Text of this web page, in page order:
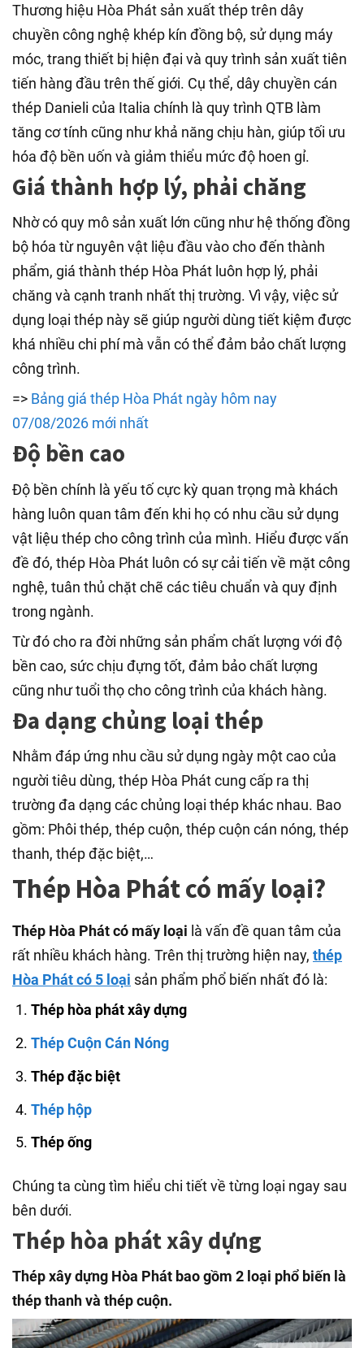
Thương hiệu Hòa Phát sản xuất thép trên dây
chuyền công nghệ khép kín đồng bộ, sử dụng máy
móc, trang thiết bị hiện đại và quy trình sản xuất tiên
tiến hàng đầu trên thế giới. Cụ thể, dây chuyền cán
thép Danieli của Italia chính là quy trình QTB làm
tăng cơ tính cũng như khả năng chịu hàn, giúp tối ưu
hóa độ bền uốn và giảm thiểu mức độ hoen gỉ.
Giá thành hợp lý, phải chăng
Nhờ có quy mô sản xuất lớn cũng như hệ thống đồng
bộ hóa từ nguyên vật liệu đầu vào cho đến thành
phẩm, giá thành thép Hòa Phát luôn hợp lý, phải
chăng và cạnh tranh nhất thị trường. Vì vậy, việc sử
dụng loại thép này sẽ giúp người dùng tiết kiệm được
khá nhiều chi phí mà vẫn có thể đảm bảo chất lượng
công trình.
=> Bảng giá thép Hòa Phát ngày hôm nay
07/08/2026 mới nhất
Độ bền cao
Độ bền chính là yếu tố cực kỳ quan trọng mà khách
hàng luôn quan tâm đến khi họ có nhu cầu sử dụng
vật liệu thép cho công trình của mình. Hiểu được vấn
đề đó, thép Hòa Phát luôn có sự cải tiến về mặt công
nghệ, tuân thủ chặt chẽ các tiêu chuẩn và quy định
trong ngành.
Từ đó cho ra đời những sản phẩm chất lượng với độ
bền cao, sức chịu đựng tốt, đảm bảo chất lượng
cũng như tuổi thọ cho công trình của khách hàng.
Đa dạng chủng loại thép
Nhằm đáp ứng nhu cầu sử dụng ngày một cao của
người tiêu dùng, thép Hòa Phát cung cấp ra thị
trường đa dạng các chủng loại thép khác nhau. Bao
gồm: Phôi thép, thép cuộn, thép cuộn cán nóng, thép
thanh, thép đặc biệt,…
Thép Hòa Phát có mấy loại?
Thép Hòa Phát có mấy loại là vấn đề quan tâm của
rất nhiều khách hàng. Trên thị trường hiện nay, thép
Hòa Phát có 5 loại sản phẩm phổ biến nhất đó là:
Thép hòa phát xây dựng
Thép Cuộn Cán Nóng
Thép đặc biệt
Thép hộp
Thép ống
Chúng ta cùng tìm hiểu chi tiết về từng loại ngay sau
bên dưới.
Thép hòa phát xây dựng
Thép xây dựng Hòa Phát bao gồm 2 loại phổ biến là
thép thanh và thép cuộn.